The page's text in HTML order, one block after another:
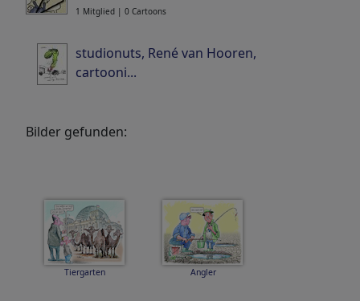
1 Mitglied | 0 Cartoons
studionuts, René van Hooren,
cartooni...
Bilder gefunden:
Tiergarten Angler